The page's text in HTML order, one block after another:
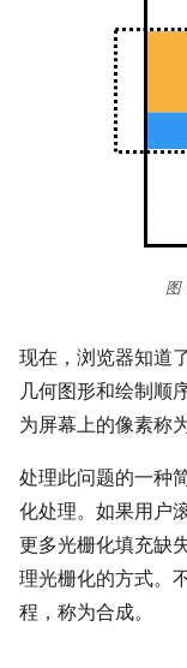
图
现在，浏览器知道
几何图形和绘制顺
为屏幕上的像素称
处理此问题的一种
化处理。如果用户
更多光栅化填充缺
理光栅化的方式。
程，称为合成。